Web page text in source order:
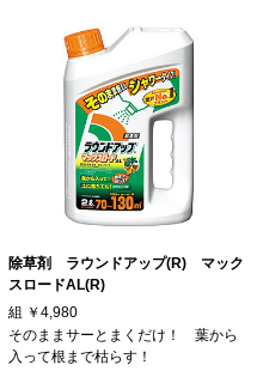
除草剤 ラウンドアップ(R) マック
スロードAL(R)
組 ￥4,980
そのままサーとまくだけ！ 葉から
入って根まで枯らす！